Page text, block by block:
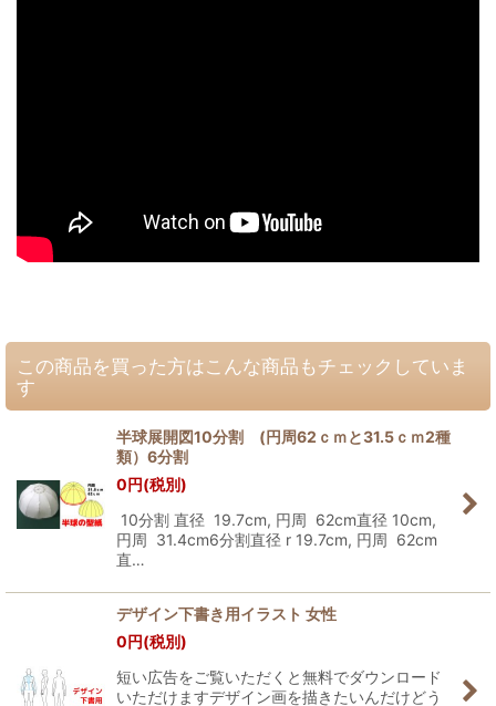
この商品を買った方はこんな商品もチェックしていま
す
半球展開図10分割 (円周62ｃｍと31.5ｃｍ2種
類）6分割
0円(税別)
10分割 直径 19.7cm, 円周 62cm直径 10cm,
円周 31.4cm6分割直径 r 19.7cm, 円周 62cm
直…
デザイン下書き用イラスト 女性
0円(税別)
短い広告をご覧いただくと無料でダウンロード
いただけますデザイン画を描きたいんだけどう